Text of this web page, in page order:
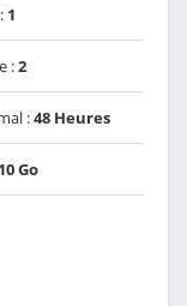
1
:2
:48 Heures
10 Go